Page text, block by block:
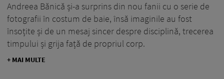
Andreea Bănică și-a surprins din nou fanii cu o serie de
fotografii în costum de baie, însă imaginile au fost
însoțite și de un mesaj sincer despre disciplină, trecerea
timpului și grija față de propriul corp.
+ MAI MULTE